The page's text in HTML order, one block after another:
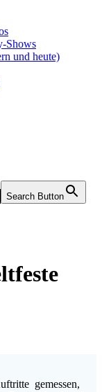
Shows
und heute)
Search Button
gemessen,